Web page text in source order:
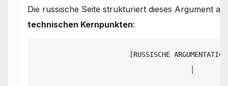
Die russische Seite strukturiert dieses Argument
technischen Kernpunkten: